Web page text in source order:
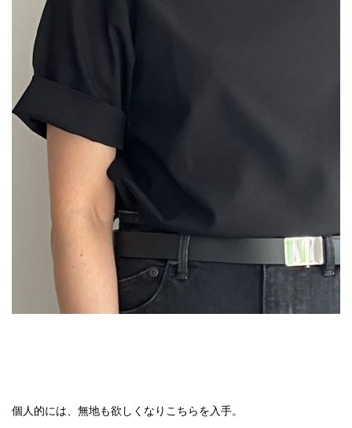
個人的には、無地も欲しくなりこちらを入手。